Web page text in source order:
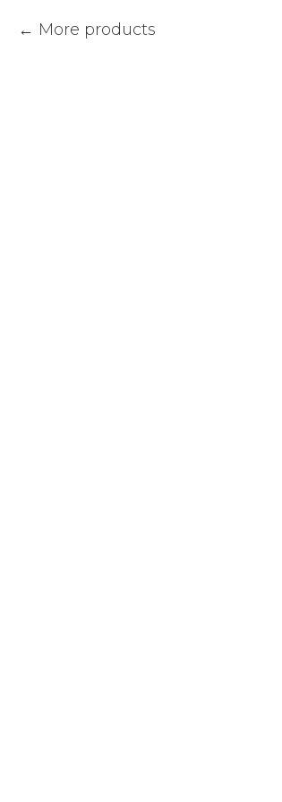
More products